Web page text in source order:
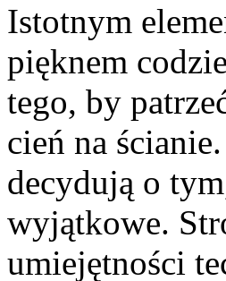
Istotnym
pięknem
tego, by
cień na
decydują o
wyjątkowe.
umiejętności